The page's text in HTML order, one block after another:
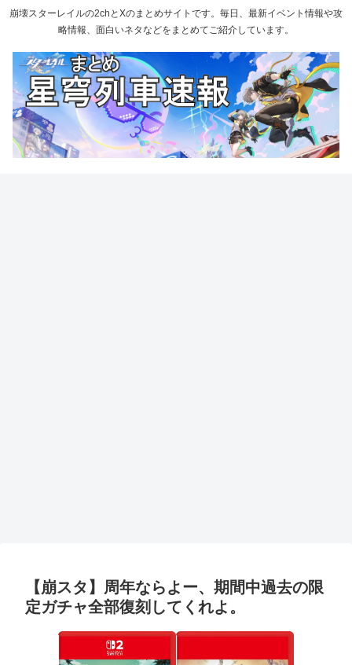
崩壊スターレイルの2chとXのまとめサイトです。毎日、最新イベント情報や攻
略情報、面白いネタなどをまとめてご紹介しています。
【崩スタ】周年ならよー、期間中過去の限
定ガチャ全部復刻してくれよ。